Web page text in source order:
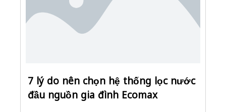
7 lý do nên chọn hệ thống lọc nước
đầu nguồn gia đình Ecomax